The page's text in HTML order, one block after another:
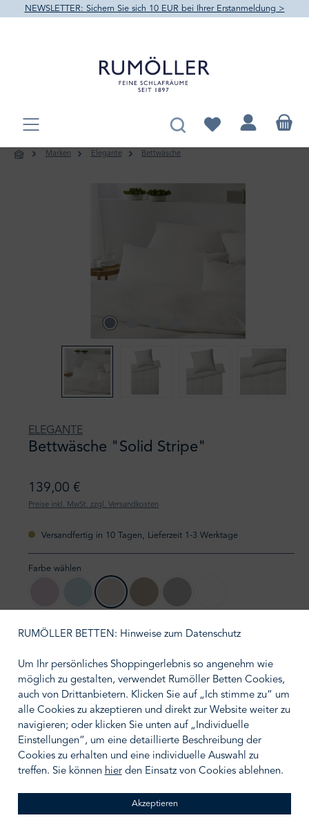
springen
NEWSLETTER: Sichern Sie sich 10 EUR bei Ihrer Erstanmeldung >
Du hast 0 Produkte
Marken Elegante Bettwäsche
ELEGANTE
Bettwäsche "Solid Stripe"
139,00 €
Preise inkl. MwSt. zzgl. Versandkosten
Versandfertig in 10 Tagen, Lieferzeit 1-3 Werktage
Farbe wählen
04 mint 07 wollweiß17 sand
Größe wählenauswählen
IN DEN WARENKORB
Zum Merkzettel hinzufügen
RUMÖLLER BETTEN: Hinweise zum Datenschutz
Um Ihr persönliches Shoppingerlebnis so angenehm wie
möglich zu gestalten, verwendet Rumöller Betten Cookies,
auch von Drittanbietern. Klicken Sie auf „Ich stimme zu“ um
alle Cookies zu akzeptieren und direkt zur Website weiter zu
navigieren; oder klicken Sie unten auf „Individuelle
Einstellungen“, um eine detaillierte Beschreibung der
Cookies zu erhalten und eine individuelle Auswahl zu
treffen. Sie können hierden Einsatz von Cookies ablehnen.
Akzeptieren